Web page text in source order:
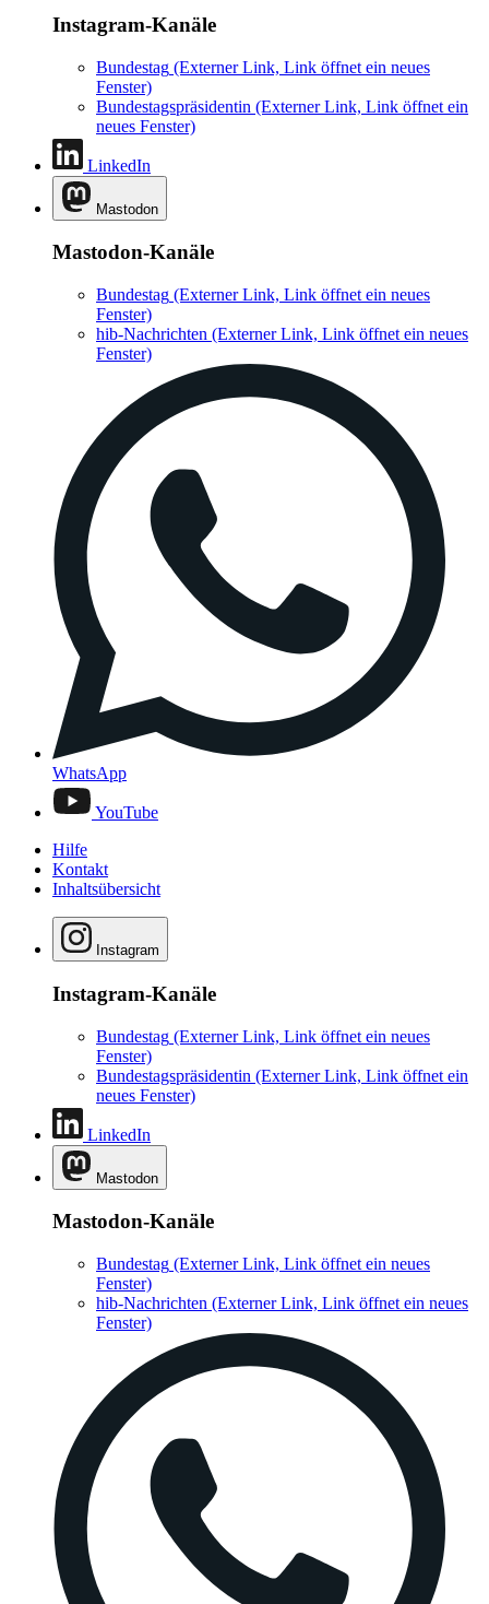
Instagram-Kanäle
Bundestag (Externer Link, Link öffnet ein neues
Fenster)
Bundestagspräsidentin (Externer Link, Link öffnet ein
neues Fenster)
LinkedIn
Mastodon
Mastodon-Kanäle
Bundestag (Externer Link, Link öffnet ein neues
Fenster)
hib-Nachrichten (Externer Link, Link öffnet ein neues
Fenster)
WhatsApp
YouTube
Hilfe
Kontakt
Inhaltsübersicht
Instagram
Instagram-Kanäle
Bundestag (Externer Link, Link öffnet ein neues
Fenster)
Bundestagspräsidentin (Externer Link, Link öffnet ein
neues Fenster)
LinkedIn
Mastodon
Mastodon-Kanäle
Bundestag (Externer Link, Link öffnet ein neues
Fenster)
hib-Nachrichten (Externer Link, Link öffnet ein neues
Fenster)